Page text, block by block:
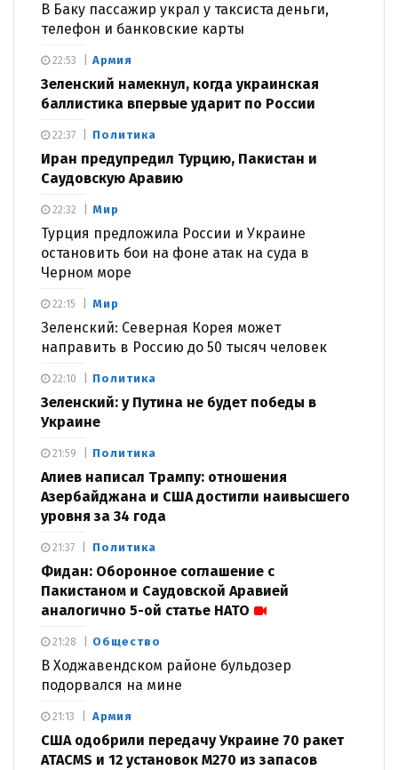
В Баку пассажир украл у таксиста деньги,
телефон и банковские карты
Армия
Зеленский намекнул, когда украинская
баллистика впервые ударит по России
22:53
Политика
Иран предупредил Турцию, Пакистан и
Саудовскую Аравию
22:37
Мир
Турция предложила России и Украине
остановить бои на фоне атак на суда в
Черном море
22:32
Мир
Зеленский: Северная Корея может
направить в Россию до 50 тысяч человек
22:15
Политика
Зеленский: у Путина не будет победы в
Украине
22:10
Политика
Алиев написал Трампу: отношения
Азербайджана и США достигли наивысшего
уровня за 34 года
21:59
Политика
Фидан: Оборонное соглашение с
Пакистаном и Саудовской Аравией
аналогично 5-ой статье НАТО
21:37
Общество
В Ходжавендском районе бульдозер
подорвался на мине
21:28
Армия
США одобрили передачу Украине 70 ракет
ATACMS и 12 установок M270 из запасов
21:13